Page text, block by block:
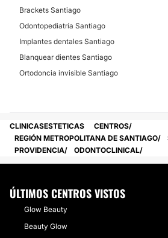
Brackets Santiago
Odontopediatría Santiago
Implantes dentales Santiago
Blanquear dientes Santiago
Ortodoncia invisible Santiago
CLINICASESTETICAS
CENTROS
REGIÓN METROPOLITANA DE SANTIAGO
PROVIDENCIA
ODONTOCLINICAL
ÚLTIMOS CENTROS VISTOS
Glow Beauty
Beauty Glow